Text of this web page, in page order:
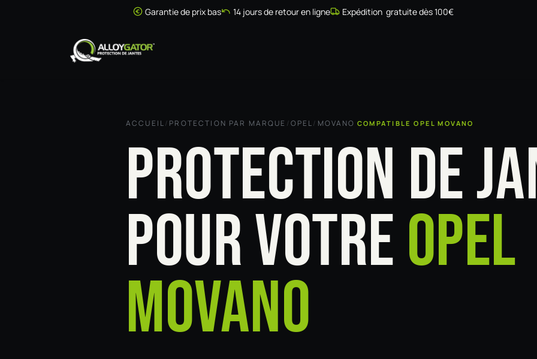
Garantie de prix bas 14 jours de retour en ligne Expédition gratuite dès 100€
ACCUEIL/ PROTECTION PAR MARQUE /OPEL/ MOVANO COMPATIBLE OPEL MOVANO
PROTECTION DE
POUR VOTREOPEL
MOVANO